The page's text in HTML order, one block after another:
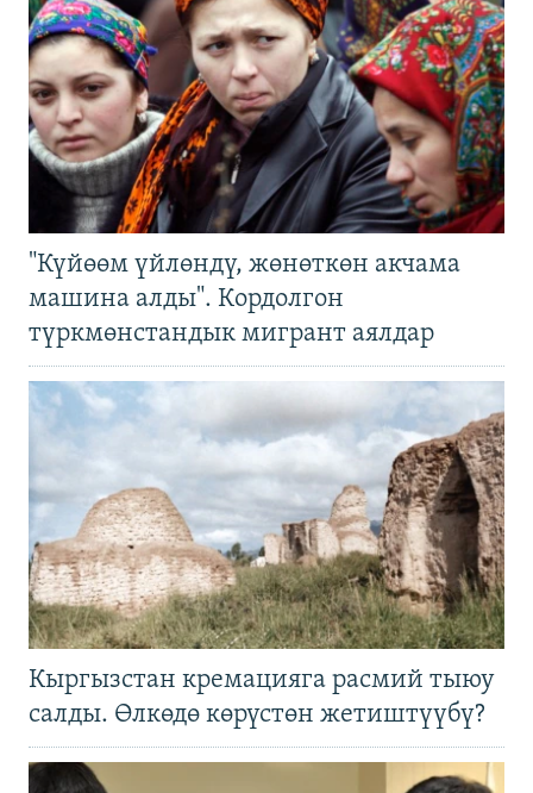
"Күйөөм үйлөндү, жөнөткөн акчама
машина алды". Кордолгон
түркмөнстандык мигрант аялдар
Кыргызстан кремацияга расмий тыюу
салды. Өлкөдө көрүстөн жетиштүүбү?